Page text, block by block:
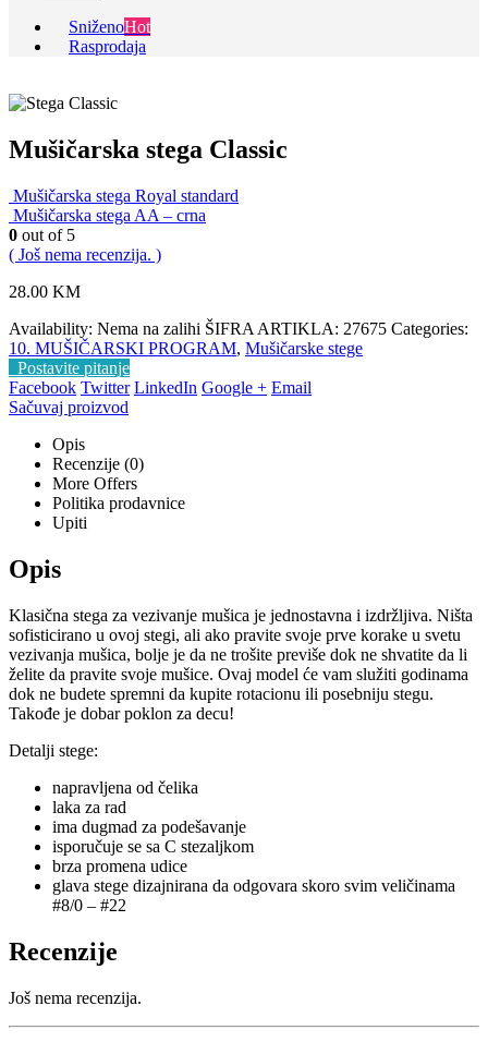
SniženoHot
Rasprodaja
Mušičarska stega Classic
Mušičarska stega Royal standard
Mušičarska stega AA – crna
0 out of 5
( Još nema recenzija. )
28.00 KM
Availability: Nema na zalihi ŠIFRA ARTIKLA: 27675 Categories:
10. MUŠIČARSKI PROGRAM, Mušičarske stege
Postavite pitanje
Facebook Twitter LinkedIn Google + Email
Sačuvaj proizvod
Opis
Recenzije (0)
More Offers
Politika prodavnice
Upiti
Opis
Klasična stega za vezivanje mušica je jednostavna i izdržljiva. Ništa
sofisticirano u ovoj stegi, ali ako pravite svoje prve korake u svetu
vezivanja mušica, bolje je da ne trošite previše dok ne shvatite da li
želite da pravite svoje mušice. Ovaj model će vam služiti godinama
dok ne budete spremni da kupite rotacionu ili posebniju stegu.
Takođe je dobar poklon za decu!
Detalji stege:
napravljena od čelika
laka za rad
ima dugmad za podešavanje
isporučuje se sa C stezaljkom
brza promena udice
glava stege dizajnirana da odgovara skoro svim veličinama
#8/0 – #22
Recenzije
Još nema recenzija.